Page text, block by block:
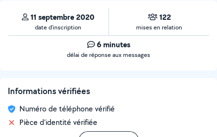
11 septembre 2020
date d’inscription
122
mises en relation
6 minutes
délai de réponse aux messages
Informations vérifiées
Numéro de téléphone vérifié
Pièce d'identité vérifiée